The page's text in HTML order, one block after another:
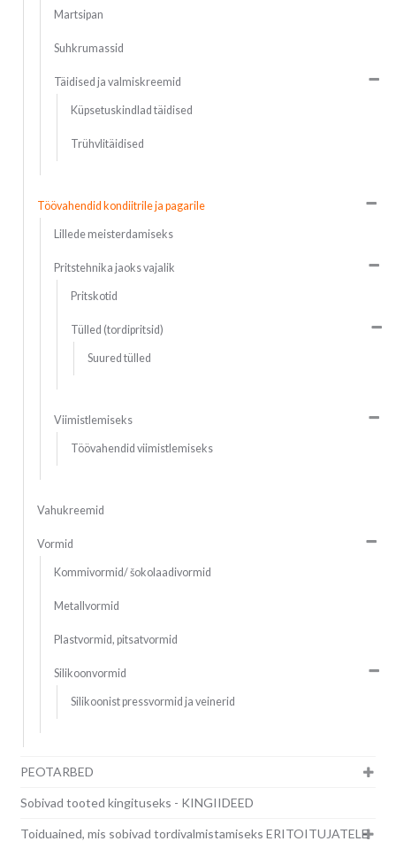
Martsipan
Suhkrumassid
Täidised ja valmiskreemid
Küpsetuskindlad täidised
Trühvlitäidised
Töövahendid kondiitrile ja pagarile
Lillede meisterdamiseks
Pritstehnika jaoks vajalik
Pritskotid
Tülled (tordipritsid)
Suured tülled
Viimistlemiseks
Töövahendid viimistlemiseks
Vahukreemid
Vormid
Kommivormid/ šokolaadivormid
Metallvormid
Plastvormid, pitsatvormid
Silikoonvormid
Silikoonist pressvormid ja veinerid
PEOTARBED
Sobivad tooted kingituseks - KINGIIDEED
Toiduained, mis sobivad tordivalmistamiseks ERITOITUJATELE